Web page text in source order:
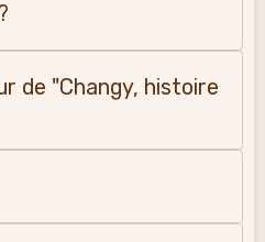
de "Changy, histoire